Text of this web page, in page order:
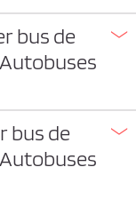
bus de
bus de